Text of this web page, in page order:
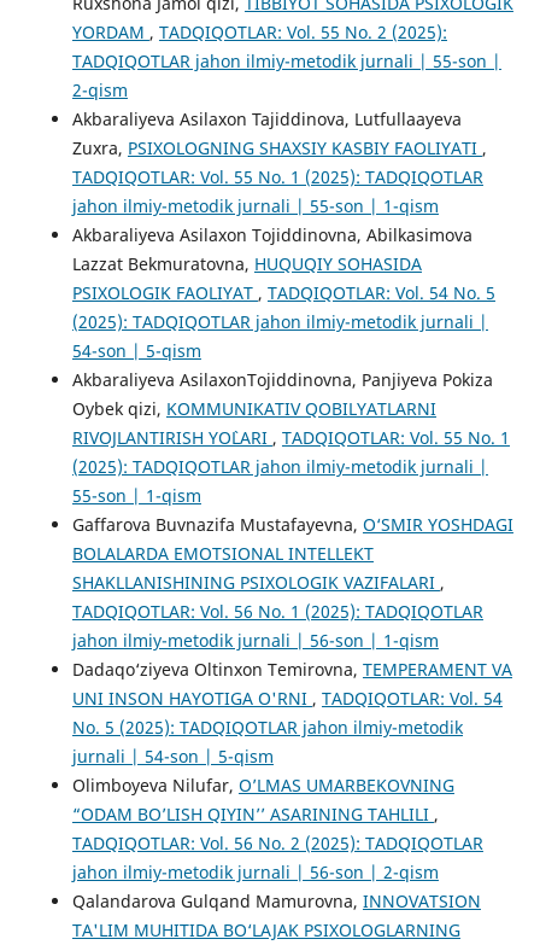
YORDAM , TADQIQOTLAR: Vol. 55 No. 2 (2025):
TADQIQOTLAR jahon ilmiy-metodik jurnali | 55-son |
2-qism
Akbaraliyeva Asilaxon Tajiddinova, Lutfullaayeva
Zuxra, PSIXOLOGNING SHAXSIY KASBIY FAOLIYATI ,
TADQIQOTLAR: Vol. 55 No. 1 (2025): TADQIQOTLAR
jahon ilmiy-metodik jurnali | 55-son | 1-qism
Akbaraliyeva Asilaxon Tojiddinovna, Abilkasimova
Lazzat Bekmuratovna, HUQUQIY SOHASIDA
PSIXOLOGIK FAOLIYAT , TADQIQOTLAR: Vol. 54 No. 5
(2025): TADQIQOTLAR jahon ilmiy-metodik jurnali |
54-son | 5-qism
Akbaraliyeva AsilaxonTojiddinovna, Panjiyeva Pokiza
Oybek qizi, KOMMUNIKATIV QOBILYATLARNI
RIVOJLANTIRISH YO`LARI , TADQIQOTLAR: Vol. 55 No. 1
(2025): TADQIQOTLAR jahon ilmiy-metodik jurnali |
55-son | 1-qism
Gaffarova Buvnazifa Mustafayevna, O‘SMIR YOSHDAGI
BOLALARDA EMOTSIONAL INTELLEKT
SHAKLLANISHINING PSIXOLOGIK VAZIFALARI ,
TADQIQOTLAR: Vol. 56 No. 1 (2025): TADQIQOTLAR
jahon ilmiy-metodik jurnali | 56-son | 1-qism
Dadaqo‘ziyeva Oltinxon Temirovna, TEMPERAMENT VA
UNI INSON HAYOTIGA O'RNI , TADQIQOTLAR: Vol. 54
No. 5 (2025): TADQIQOTLAR jahon ilmiy-metodik
jurnali | 54-son | 5-qism
Olimboyeva Nilufar, O’LMAS UMARBEKOVNING
“ODAM BO’LISH QIYIN’’ ASARINING TAHLILI ,
TADQIQOTLAR: Vol. 56 No. 2 (2025): TADQIQOTLAR
jahon ilmiy-metodik jurnali | 56-son | 2-qism
Qalandarova Gulqand Mamurovna, INNOVATSION
TA'LIM MUHITIDA BO‘LAJAK PSIXOLOGLARNING